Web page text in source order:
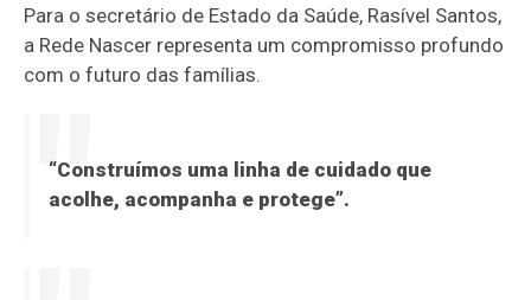
Para o secretário de Estado da Saúde, Rasível Santos,
a Rede Nascer representa um compromisso profundo
com o futuro das famílias.
“Construímos uma linha de cuidado que
acolhe, acompanha e protege”.